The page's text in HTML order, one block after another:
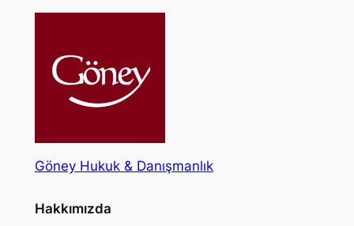
Göney Hukuk & Danışmanlık
Hakkımızda